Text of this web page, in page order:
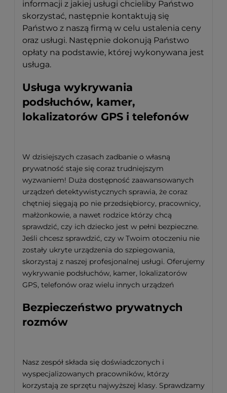
informacji z jakiej usługi chcieliby Państwo
skorzystać, następnie kontaktują się
Państwo z naszą firmą w celu ustalenia ceny
oraz usługi. Następnie dokonują Państwo
opłaty na podstawie, której wykonywana jest
usługa.
Usługa wykrywania
podsłuchów, kamer,
lokalizatorów GPS i telefonów
W dzisiejszych czasach zadbanie o własną
prywatność staje się coraz trudniejszym
wyzwaniem! Duża dostępność zaawansowanych
urządzeń detektywistycznych sprawia, że coraz
chętniej sięgają po nie przedsiębiorcy, pracownicy,
małżonkowie, a nawet rodzice którzy chcą
sprawdzić, czy ich dziecko jest w pełni bezpieczne.
Jeśli chcesz sprawdzić, czy w Twoim otoczeniu nie
zostały ukryte urządzenia do szpiegowania,
skorzystaj z naszej profesjonalnej usługi. Oferujemy
wykrywanie podsłuchów, kamer, lokalizatorów
GPS, telefonów oraz wielu innych urządzeń
Bezpieczeństwo prywatnych
rozmów
Nasz zespół składa się doświadczonych i
wyspecjalizowanych pracowników, którzy
korzystają ze sprzętu najwyższej klasy. Sprawdzamy